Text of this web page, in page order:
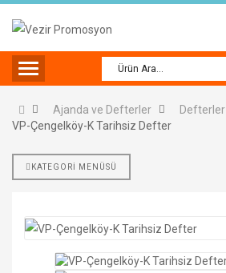
Ajanda ve Defterler
Defterler
VP-Çengelköy-K Tarihsiz Defter
KATEGORİ MENÜSÜ